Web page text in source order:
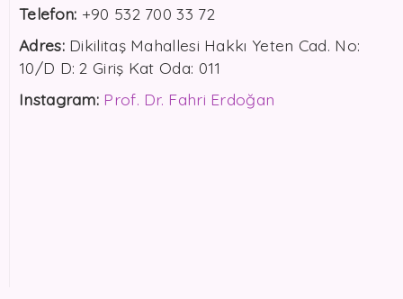
Telefon: +90 532 700 33 72
Adres:Dikilitaş Mahallesi Hakkı Yeten Cad. No:
10/D D: 2 Giriş Kat Oda: 011
Instagram: Prof. Dr. Fahri Erdoğan